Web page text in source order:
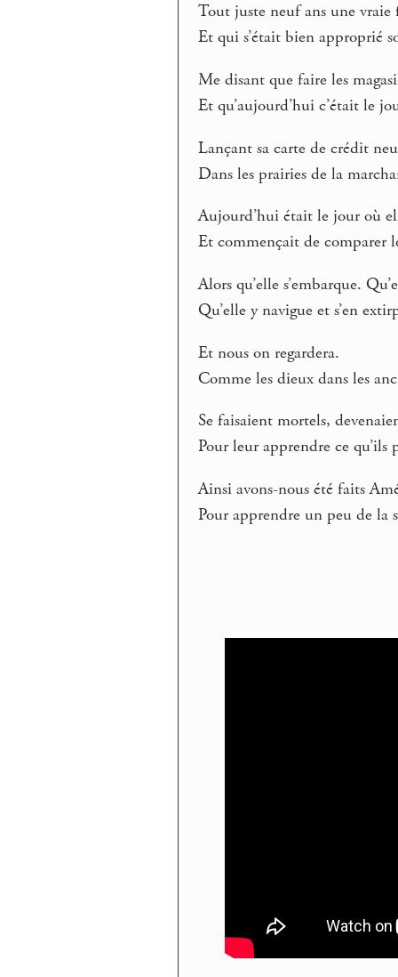
Tout juste neuf ans une vraie
Et qui s’était bien approprié
Me disant que faire les
Et qu’aujourd’hui c’était le
Lançant sa carte de crédit
Dans les prairies de la
Aujourd’hui était le jour où
Et commençait de comparer
Alors qu’elle s’embarque.
Qu’elle y navigue et s’en
Et nous on regardera.
Comme les dieux dans les
Se faisaient mortels,
Pour leur apprendre ce qu’ils
Ainsi avons-nous été faits
Pour apprendre un peu de la